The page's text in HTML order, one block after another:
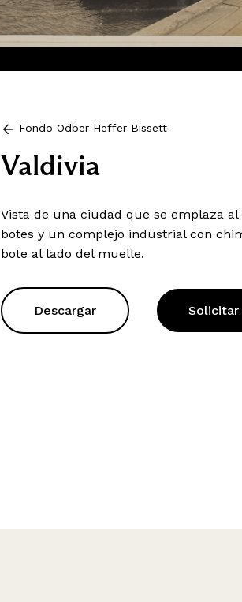
Fondo Odber Heffer Bissett
Valdivia
Vista de una ciudad que se emplaza
botes y un complejo industrial con
bote al lado del muelle.
Descargar Solicitar